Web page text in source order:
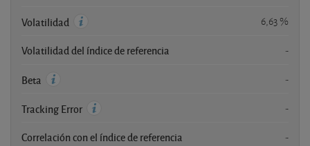
Volatilidad 6,63 %
Volatilidad del índice de referencia -
Beta -
Tracking Error -
Correlación con el índice de referencia -